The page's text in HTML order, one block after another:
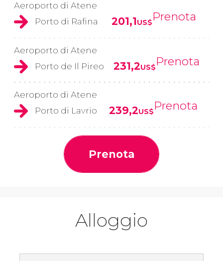
Aeroporto di Atene
Porto di Rafina
201,1US$Prenota
Aeroporto di Atene
Porto de Il Pireo
231,2US$Prenota
Aeroporto di Atene
Porto di Lavrio
239,2US$Prenota
Prenota
Alloggio